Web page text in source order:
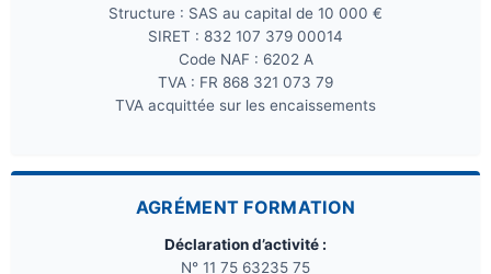
Structure : SAS au capital de 10 000 €
SIRET : 832 107 379 00014
Code NAF : 6202 A
TVA : FR 868 321 073 79
TVA acquittée sur les encaissements
AGRÉMENT FORMATION
Déclaration d’activité :
N° 11 75 63235 75